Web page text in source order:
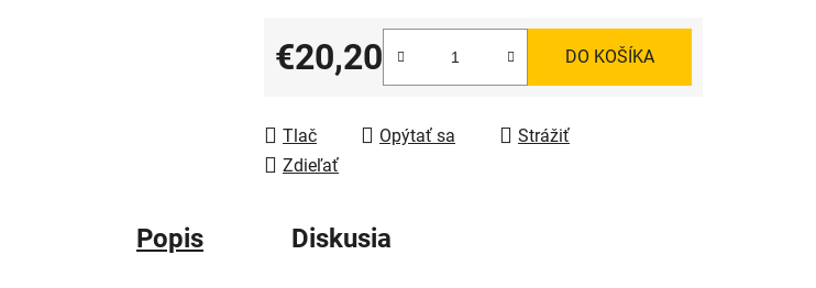
€20,20
Jednotková cena:
DO KOŠÍKA
Tlač Opýtať sa
Strážiť
Zdieľať
Popis Diskusia